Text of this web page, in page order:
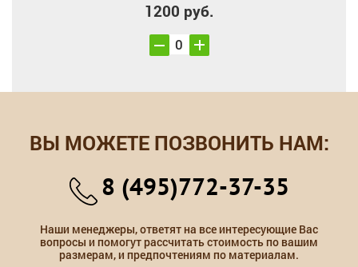
1200 руб.
ВЫ МОЖЕТЕ ПОЗВОНИТЬ НАМ:
8 (495)772-37-35
Наши менеджеры, ответят на все интересующие Вас
вопросы и помогут рассчитать стоимость по вашим
размерам, и предпочтениям по материалам.